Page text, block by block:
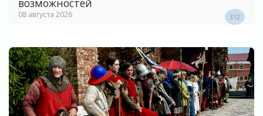
возможностей
08 августа 2026 312